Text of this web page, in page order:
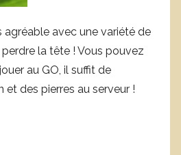
agréable avec une variété de
la tête ! Vous pouvez
au GO, il suffit de
des pierres au serveur !